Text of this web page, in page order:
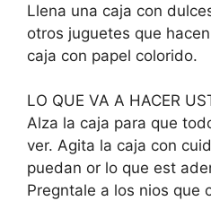
Llena una caja con
otros juguetes que
caja con papel colorido.
LO QUE VA A HACER
Alza la caja para que
ver. Agita la caja con
puedan or lo que est
Pregntale a los nios que